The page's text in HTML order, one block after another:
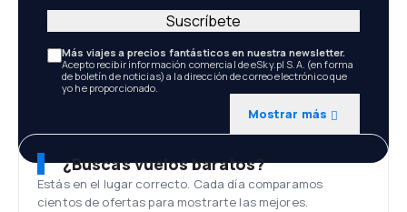
Más viajes a precios fantásticos en nuestra newsletter.
Acepto recibir información comercial de eSky.pl S.A. (en forma
de boletín de noticias) a la dirección de correo electrónico que
yo he proporcionado.
Mostrar más
Suscríbete
¿Buscas vuelos baratos?
Estás en el lugar correcto. Cada día comparamos
cientos de ofertas para mostrarte las mejores.